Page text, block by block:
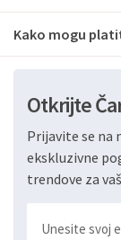
Kako mogu
Otkrijte
Prijavite se na
ekskluzivne
trendove za